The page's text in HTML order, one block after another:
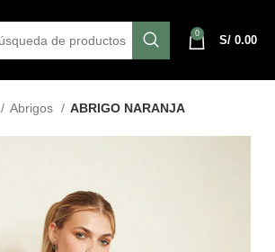
0
S/ 0.00
Abrigos ABRIGO NARANJA